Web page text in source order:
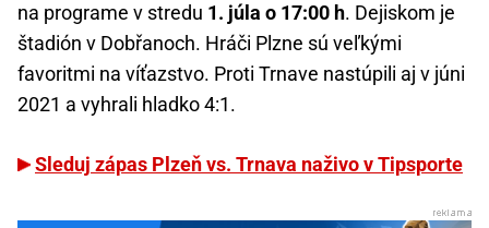
na programe v stredu 1. júla o 17:00 h. Dejiskom je
štadión v Dobřanoch. Hráči Plzne sú veľkými
favoritmi na víťazstvo. Proti Trnave nastúpili aj v júni
2021 a vyhrali hladko 4:1.
Sleduj zápas Plzeň vs. Trnava naživo v Tipsporte